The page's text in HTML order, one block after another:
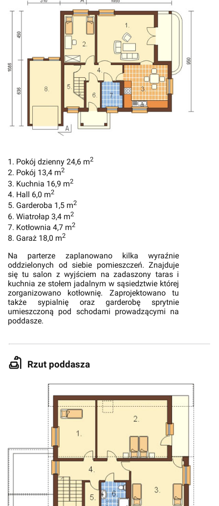
1. Pokój dzienny 24,6 m2
2. Pokój 13,4 m2
3. Kuchnia 16,9 m2
4. Hall 6,0 m2
5. Garderoba 1,5 m2
6. Wiatrołap 3,4 m2
7. Kotłownia 4,7 m2
8. Garaż 18,0 m2
Na parterze zaplanowano kilka wyraźnie
oddzielonych od siebie pomieszczeń. Znajduje
się tu salon z wyjściem na zadaszony taras i
kuchnia ze stołem jadalnym w sąsiedztwie której
zorganizowano kotłownię. Zaprojektowano tu
także sypialnię oraz garderobę sprytnie
umieszczoną pod schodami prowadzącymi na
poddasze.
Rzut poddasza